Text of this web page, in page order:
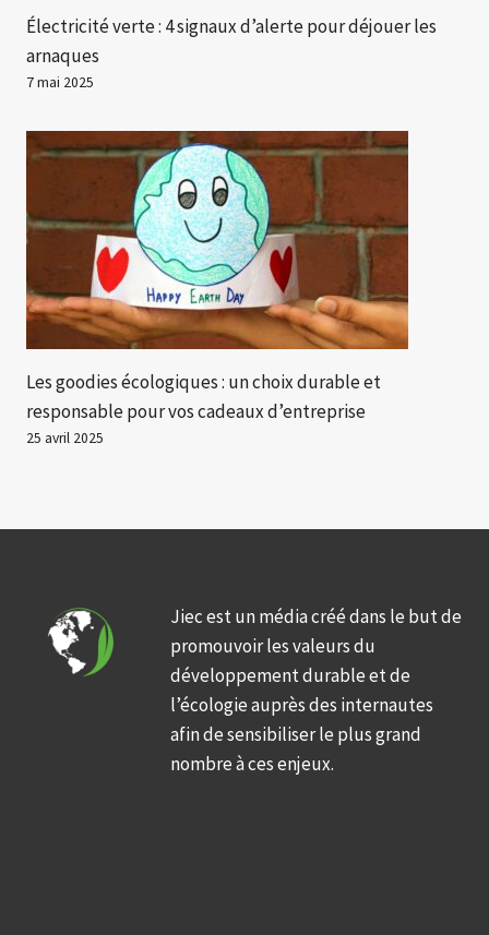
Électricité verte : 4 signaux d’alerte pour déjouer les
arnaques
7 mai 2025
Les goodies écologiques : un choix durable et
responsable pour vos cadeaux d’entreprise
25 avril 2025
Jiec est un média créé dans le but de
promouvoir les valeurs du
développement durable et de
l’écologie auprès des internautes
afin de sensibiliser le plus grand
nombre à ces enjeux.